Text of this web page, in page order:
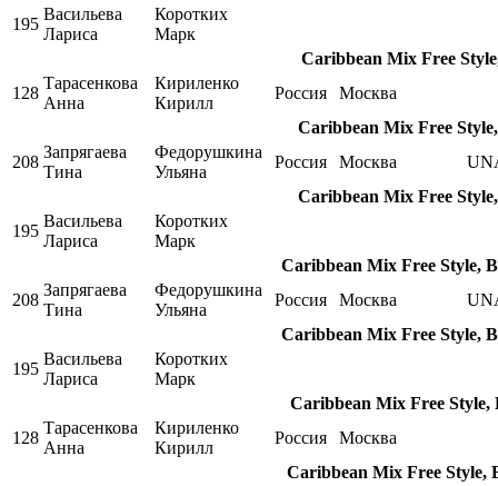
195
Васильева
Лариса
Коротких
Марк
Caribbean Mix Free
128
Тарасенкова
Анна
Кириленко
Кирилл
Россия
Москва
Caribbean Mix Free
208
Запрягаева
Тина
Федорушкина
Ульяна
Россия Москва
Caribbean Mix Free
195
Васильева
Лариса
Коротких
Марк
Caribbean Mix Free Style,
208
Запрягаева
Тина
Федорушкина
Ульяна
Россия Москва
Caribbean Mix Free Style,
195
Васильева
Лариса
Коротких
Марк
Caribbean Mix Free Style,
128
Тарасенкова
Анна
Кириленко
Кирилл
Россия
Москва
Caribbean Mix Free Style,